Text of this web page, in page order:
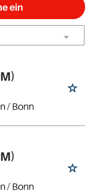
ein
/ Bonn
/ Bonn